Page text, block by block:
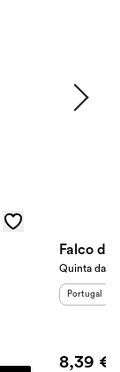
Falco da
Quinta da
Portugal
8,39 €